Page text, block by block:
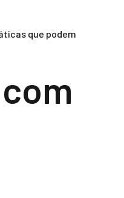
que podem